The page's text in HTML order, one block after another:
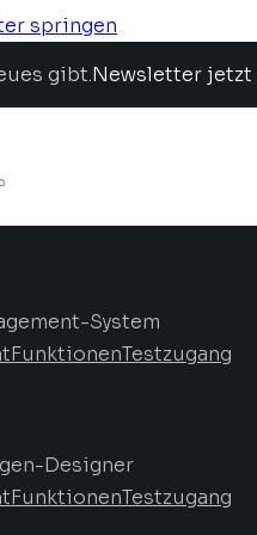
springen
gibt.Newsletter jetzt
System
FunktionenTestzugang
Designer
FunktionenTestzugang